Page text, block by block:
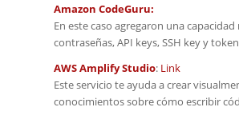
Amazon CodeGuru:
En este caso agregaron una
contraseñas, API keys, SSH key y
AWS Amplify Studio: Link
Este servicio te ayuda a crear
conocimientos sobre cómo escribir